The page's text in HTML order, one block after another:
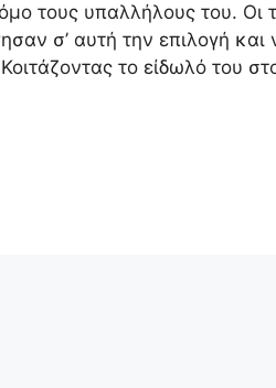
τους υπαλλήλους του. Οι
σ’ αυτή την επιλογή
το είδωλό του